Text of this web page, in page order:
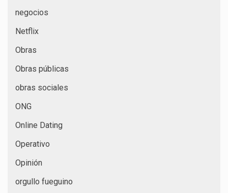
negocios
Netflix
Obras
Obras públicas
obras sociales
ONG
Online Dating
Operativo
Opinión
orgullo fueguino